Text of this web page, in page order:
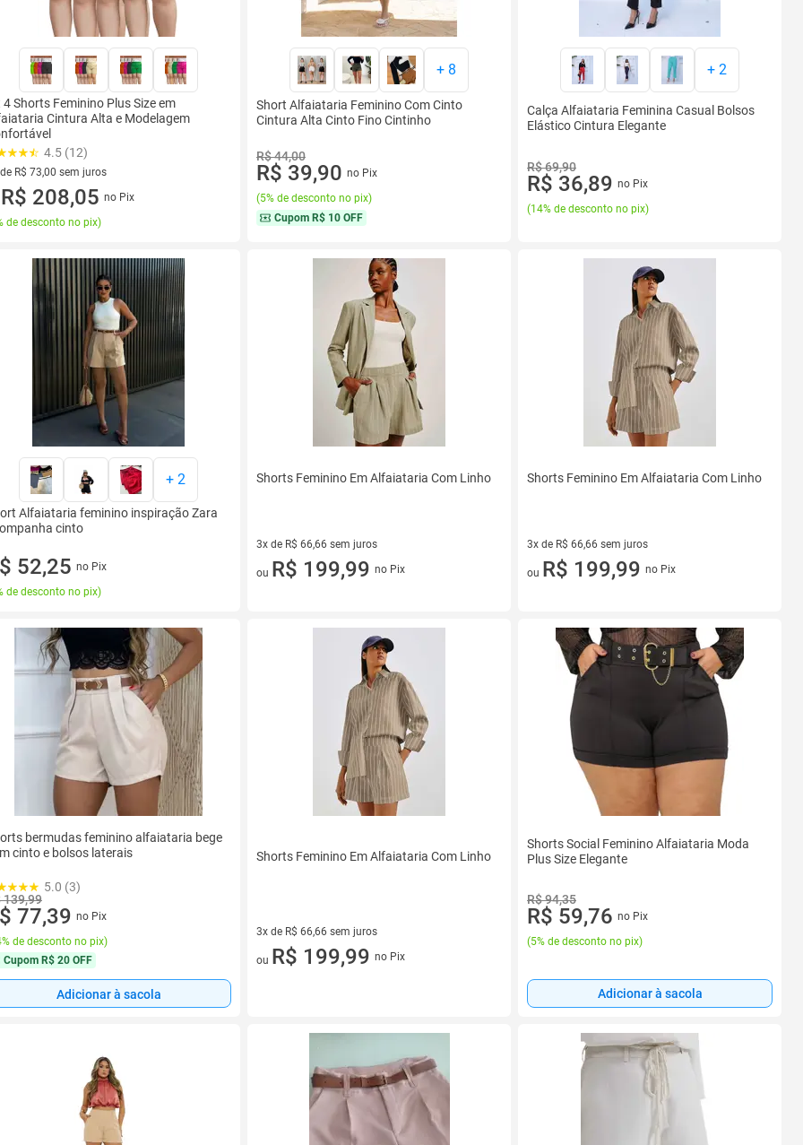
4 Shorts Feminino Plus Size em
Cintura Alta e Modelagem
4.5 (12)
R$ 73,00 sem juros
de R$ 73,00 sem juros
R$ 208,05 no Pix
de desconto no pix)
+ 8
Short Alfaiataria Feminino Com Cinto
Cintura Alta Cinto Fino Cintinho
R$ 44,00
R$ 39,90 no Pix
(5% de desconto no pix)
Cupom R$ 10 OFF
+ 2
Calça Alfaiataria Feminina Casual Bolsos
Elástico Cintura Elegante
R$ 69,90
R$ 36,89 no Pix
(14% de desconto no pix)
+ 2
Alfaiataria feminino inspiração Zara
cinto
52,25 no Pix
de desconto no pix)
Shorts Feminino Em Alfaiataria Com Linho
3x de R$ 66,66 sem juros
3 vez de R$ 66,66 sem juros
ou R$ 199,99 no Pix
Shorts Feminino Em Alfaiataria Com Linho
3x de R$ 66,66 sem juros
3 vez de R$ 66,66 sem juros
ou R$ 199,99 no Pix
bermudas feminino alfaiataria bege
cinto e bolsos laterais
5.0 (3)
139,99
77,39 no Pix
de desconto no pix)
Cupom R$ 20 OFF
Adicionar à sacola
Shorts Feminino Em Alfaiataria Com Linho
3x de R$ 66,66 sem juros
3 vez de R$ 66,66 sem juros
ou R$ 199,99 no Pix
Shorts Social Feminino Alfaiataria Moda
Plus Size Elegante
R$ 94,35
R$ 59,76 no Pix
(5% de desconto no pix)
Adicionar à sacola